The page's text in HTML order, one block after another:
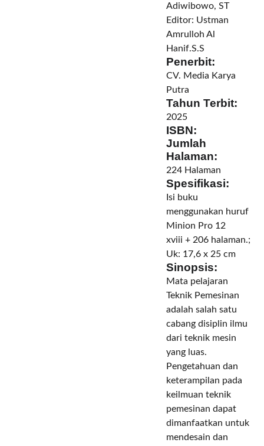
Adiwibowo, ST
Editor: Ustman
Amrulloh Al
Hanif.S.S
Penerbit:
CV. Media Karya
Putra
Tahun Terbit:
2025
ISBN:
Jumlah
Halaman:
224 Halaman
Spesifikasi:
Isi buku
menggunakan huruf
Minion Pro 12
xviii + 206 halaman.;
Uk: 17,6 x 25 cm
Sinopsis:
Mata pelajaran
Teknik Pemesinan
adalah salah satu
cabang disiplin ilmu
dari teknik mesin
yang luas.
Pengetahuan dan
keterampilan pada
keilmuan teknik
pemesinan dapat
dimanfaatkan untuk
mendesain dan